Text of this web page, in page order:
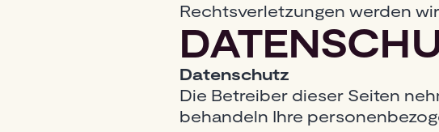
Rechtsverletzungen werden
Datenschutz
Die Betreiber dieser Seiten
behandeln Ihre